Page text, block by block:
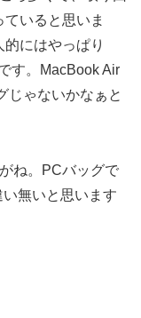
いると思いま
にはやっぱり
す。MacBook Air
じゃないかなぁと
ね。PCバッグで
無いと思います